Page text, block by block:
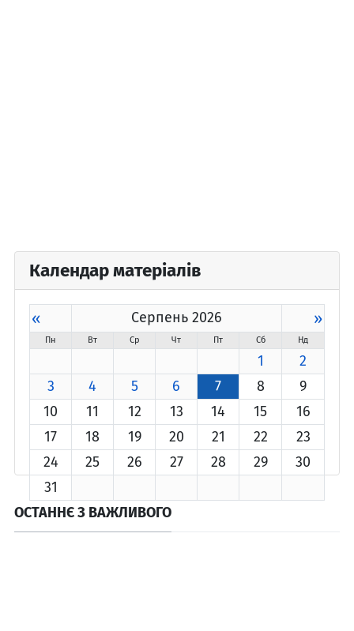
Календар матеріалів
« Серпень 2026 »
Пн Вт Ср Чт Пт Сб Нд
1
2
3
4 5 6 7 8
9
10
11 12 13 14 15
16
17
18 19 20 21 22
23
24
25 26 27 28 29
30
31
ОСТАННЄ З ВАЖЛИВОГО